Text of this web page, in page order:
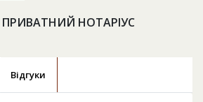
НОТАРІУС
Відгуки